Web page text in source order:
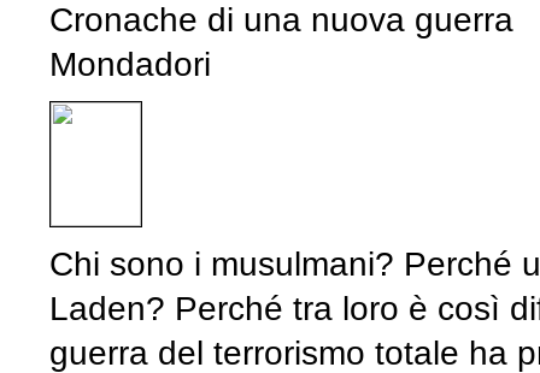
Cronache di una nuova guerra
Mondadori
Chi sono i musulmani? Perché
Laden? Perché tra loro è così
guerra del terrorismo totale ha